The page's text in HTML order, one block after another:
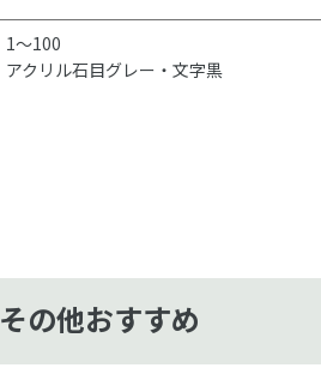
1～100
アクリル石目グレー・文字黒
その他おすすめ